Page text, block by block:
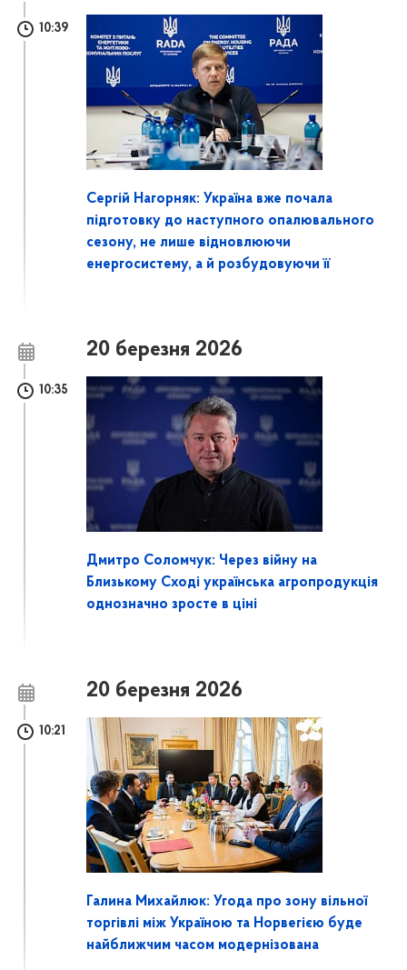
10:39
Сергій Нагорняк: Україна вже почала
підготовку до наступного опалювального
сезону, не лише відновлюючи
енергосистему, а й розбудовуючи її
20 березня 2026
10:35
Дмитро Соломчук: Через війну на
Близькому Сході українська агропродукція
однозначно зросте в ціні
20 березня 2026
10:21
Галина Михайлюк: Угода про зону вільної
торгівлі між Україною та Норвегією буде
найближчим часом модернізована